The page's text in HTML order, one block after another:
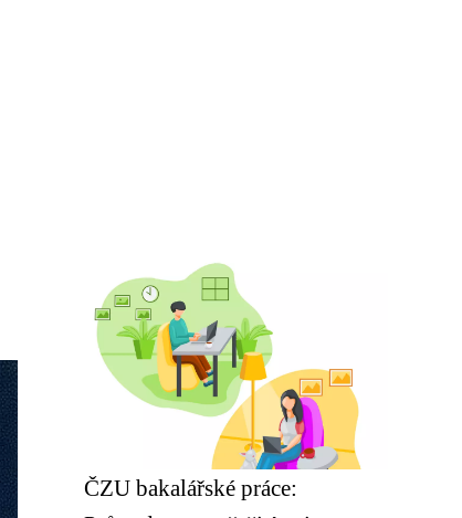
ČZU bakalářské práce: